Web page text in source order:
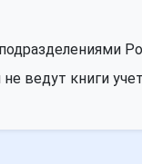
ведут книги